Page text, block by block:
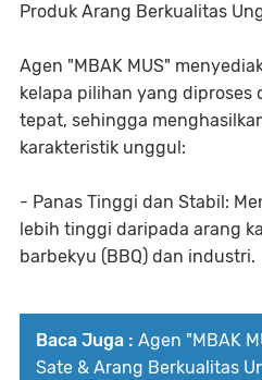
Produk Arang Berkualitas
Agen "MBAK MUS"
kelapa pilihan yang diproses
tepat, sehingga
karakteristik unggul:
- Panas Tinggi dan Stabil:
lebih tinggi daripada arang
barbekyu (BBQ) dan industri.
Baca Juga : Agen "MBAK
Sate & Arang Berkualitas